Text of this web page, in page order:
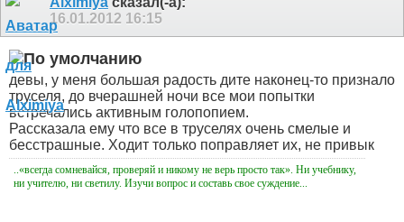
16.01.2012 16:15
девы, у меня большая радость дите наконец-то признало
труселя, до вчерашней ночи все мои попытки
встречались активным голопопием.
Рассказала ему что все в труселях очень смелые и
бесстрашные. Ходит только поправляет их, не привык
..«всегда сомневайся, проверяй и никому не верь просто так». Ни учебнику,
ни учителю, ни светилу. Изучи вопрос и составь свое суждение...